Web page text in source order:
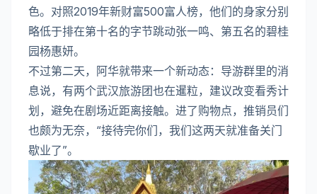
色。对照2019年新财富500富人榜，他们的身家分别
略低于排在第十名的字节跳动张一鸣、第五名的碧桂
园杨惠妍。
不过第二天，阿华就带来一个新动态：导游群里的消
息说，有两个武汉旅游团也在暹粒，建议改变看秀计
划，避免在剧场近距离接触。进了购物点，推销员们
也颇为无奈，“接待完你们，我们这两天就准备关门
歇业了”。